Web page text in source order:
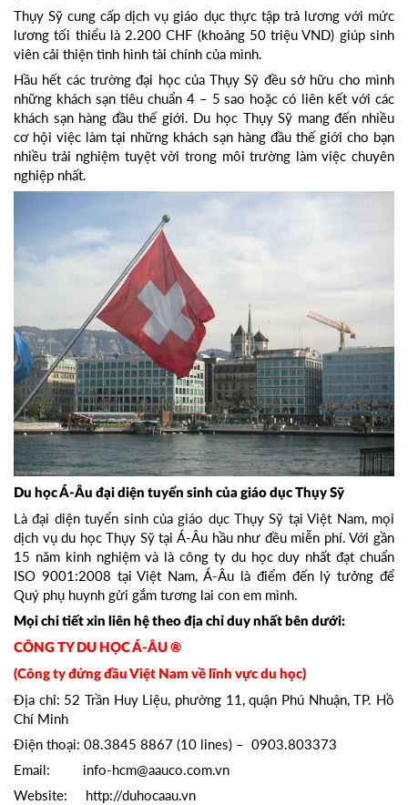
Thụy Sỹ cung cấp dịch vụ giáo dục thực tập trả lương với mức
lương tối thiểu là 2.200 CHF (khoảng 50 triệu VND) giúp sinh
viên cải thiện tình hình tài chính của mình.
Hầu hết các trường đại học của Thụy Sỹ đều sở hữu cho mình
những khách sạn tiêu chuẩn 4 – 5 sao hoặc có liên kết với các
khách sạn hàng đầu thế giới. Du học Thụy Sỹ mang đến nhiều
cơ hội việc làm tại những khách sạn hàng đầu thế giới cho bạn
nhiều trải nghiệm tuyệt vời trong môi trường làm việc chuyên
nghiệp nhất.
Du học Á-Âu đại diện tuyển sinh của giáo dục Thụy Sỹ
Là đại diện tuyển sinh của giáo dục Thụy Sỹ tại Việt Nam, mọi
dịch vụ du học Thụy Sỹ tại Á-Âu hầu như đều miễn phí. Với gần
15 năm kinh nghiệm và là công ty du học duy nhất đạt chuẩn
ISO 9001:2008 tại Việt Nam, Á-Âu là điểm đến lý tưởng để
Quý phụ huynh gửi gắm tương lai con em mình.
Mọi chi tiết xin liên hệ theo địa chỉ duy nhất bên dưới:
CÔNG TY DU HỌC Á-ÂU ®
(Công ty đứng đầu Việt Nam về lĩnh vực du học)
Địa chỉ: 52 Trần Huy Liệu, phường 11, quận Phú Nhuận, TP. Hồ
Chí Minh
Điện thoại: 08.3845 8867 (10 lines) – 0903.803373
Email: info-hcm@aauco.com.vn
Website: http://duhocaau.vn